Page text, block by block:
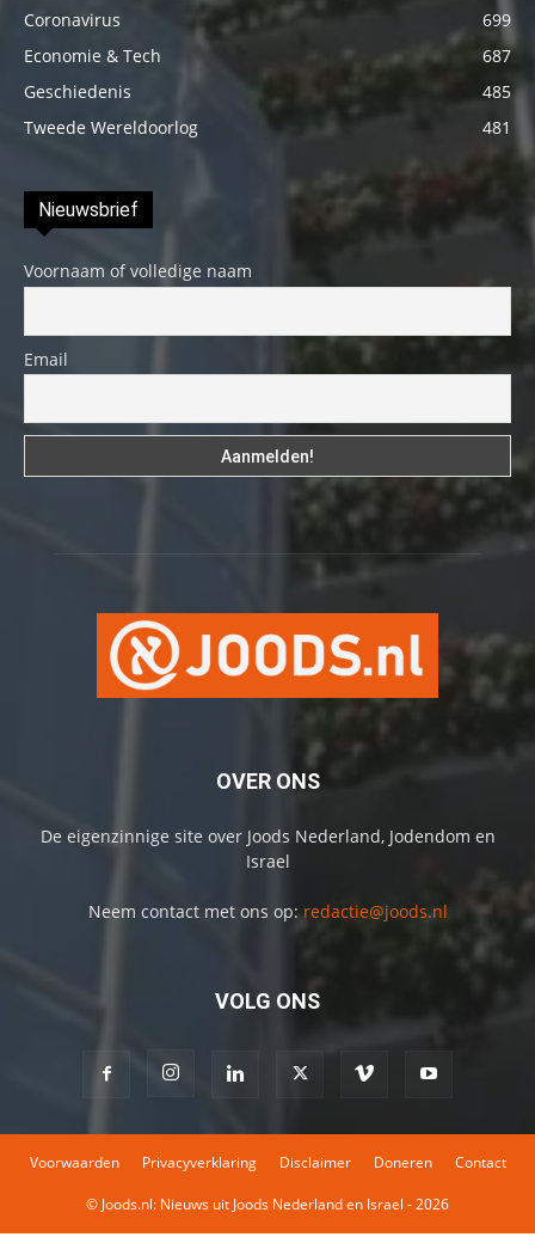
Coronavirus
699
Economie & Tech
687
Geschiedenis
485
Tweede Wereldoorlog
481
Nieuwsbrief
Voornaam of volledige naam
Email
OVER ONS
De eigenzinnige site over Joods Nederland, Jodendom en
Israel
Neem contact met ons op: redactie@joods.nl
VOLG ONS
Voorwaarden Privacyverklaring Disclaimer Doneren Contact
© Joods.nl: Nieuws uit Joods Nederland en Israel - 2026